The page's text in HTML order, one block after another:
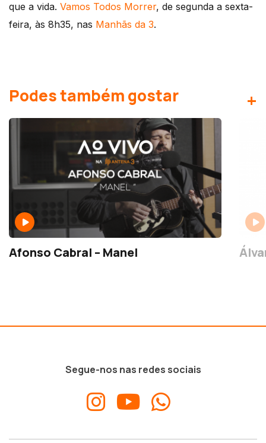
que a vida. Vamos Todos Morrer, de segunda a sexta-
feira, às 8h35, nas Manhãs da 3.
Podes também gostar +
Afonso Cabral – Manel
Segue-nos nas redes sociais